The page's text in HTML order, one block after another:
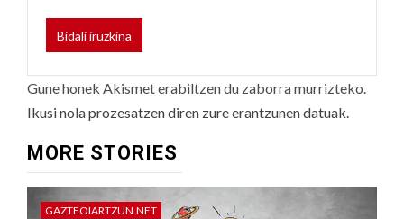
Gune honek Akismet erabiltzen du zaborra murrizteko.
Ikusi nola prozesatzen diren zure erantzunen datuak.
MORE STORIES
GAZTEOIARTZUN.NET